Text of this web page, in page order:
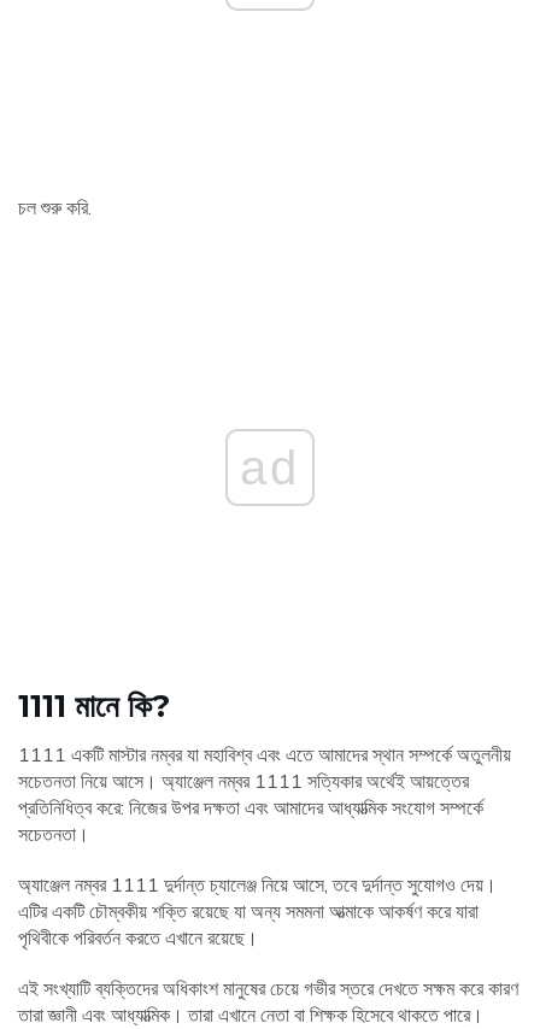
চল শুরু করি.
ad
1111 মানে কি?
1111 একটি মাস্টার নম্বর যা মহাবিশ্ব এবং এতে আমাদের স্থান সম্পর্কে অতুলনীয়
সচেতনতা নিয়ে আসে। অ্যাঞ্জেল নম্বর 1111 সত্যিকার অর্থেই আয়ত্তের
প্রতিনিধিত্ব করে: নিজের উপর দক্ষতা এবং আমাদের আধ্যাত্মিক সংযোগ সম্পর্কে
সচেতনতা।
অ্যাঞ্জেল নম্বর 1111 দুর্দান্ত চ্যালেঞ্জ নিয়ে আসে, তবে দুর্দান্ত সুযোগও দেয়।
এটির একটি চৌম্বকীয় শক্তি রয়েছে যা অন্য সমমনা আত্মাকে আকর্ষণ করে যারা
পৃথিবীকে পরিবর্তন করতে এখানে রয়েছে।
এই সংখ্যাটি ব্যক্তিদের অধিকাংশ মানুষের চেয়ে গভীর স্তরে দেখতে সক্ষম করে কারণ
তারা জ্ঞানী এবং আধ্যাত্মিক। তারা এখানে নেতা বা শিক্ষক হিসেবে থাকতে পারে।